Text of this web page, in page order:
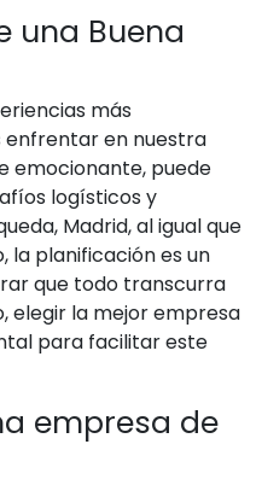
una Buena
más
enfrentar en nuestra
emocionante, puede
logísticos y
Madrid, al igual que
la planificación es un
que todo transcurra
elegir la mejor empresa
para facilitar este
empresa de